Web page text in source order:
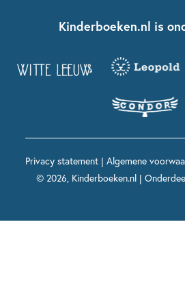
Kinderboeken diversiteit
Grappige kinderboeken
Spannende kinderboeken
Boekentips 12+ jaar
Voor volwassenen
Spekkie en Sproet
Maxi & Helium
Voor het onderwijs
Kinderboeken.nl is
Privacy statement| Algemene
© 2026, Kinderboeken.nl |